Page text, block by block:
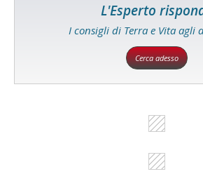
L'Esperto
I consigli di Terra e Vita agli
Cerca adesso